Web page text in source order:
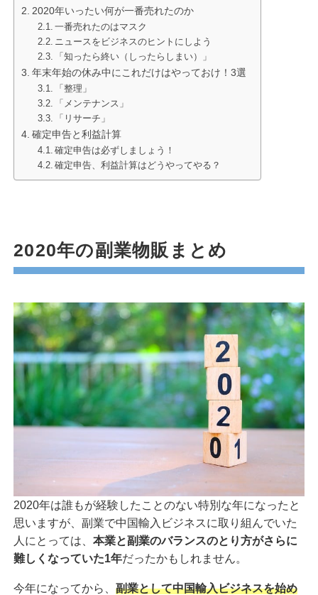
2020年いったい何が一番売れたのか
一番売れたのはマスク
ニュースをビジネスのヒントにしよう
「知ったら終い（しったらしまい）」
年末年始の休み中にこれだけはやっておけ！3選
「整理」
「メンテナンス」
「リサーチ」
確定申告と利益計算
確定申告は必ずしましょう！
確定申告、利益計算はどうやってやる？
2020年の副業物販まとめ
2020年は誰もが経験したことのない特別な年になったと
思いますが、副業で中国輸入ビジネスに取り組んでいた
人にとっては、 本業と副業のバランスのとり方がさらに
難しくなっていた1年だったかもしれません。
今年になってから、 副業として中国輸入ビジネスを始め